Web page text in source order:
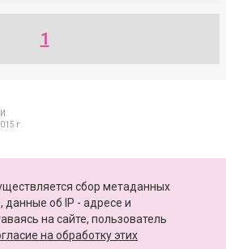
1
г.
сбор метаданных
данные об IP - адресе и
на сайте, пользователь
на обработку этих